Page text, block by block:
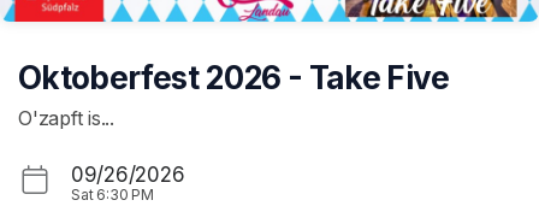
Oktoberfest 2026 - Take Five
O'zapft is...
09/26/2026
Sat 6:30 PM